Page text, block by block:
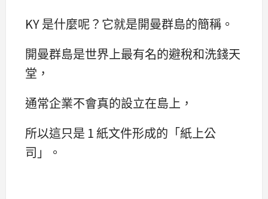
KY 是什麼呢？它就是開曼群島的簡稱。
開曼群島是世界上最有名的避稅和洗錢天
堂，
通常企業不會真的設立在島上，
所以這只是 1 紙文件形成的「紙上公
司」。